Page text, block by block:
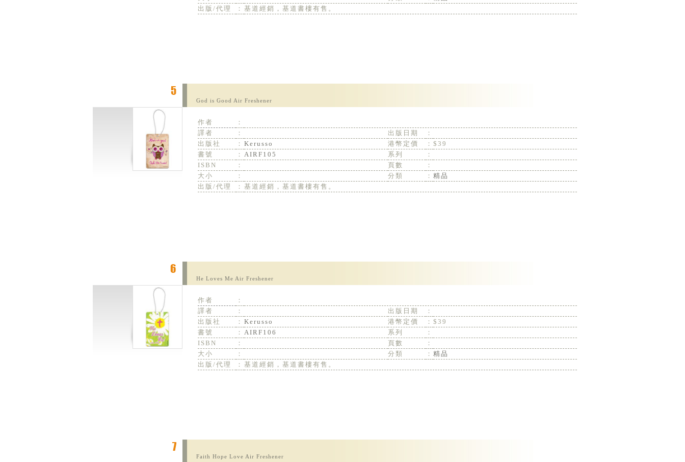
出版/代理
： 基道經銷，基道書樓有售。
God is Good Air Freshener
作者
：
譯者
： 出版日期
：
出版社
： Kerusso 港幣定價 ： $39
書號
： AIRF105 系列
：
ISBN
： 頁數
：
大小
： 分類 ： 精品
出版/代理
： 基道經銷，基道書樓有售。
He Loves Me Air Freshener
作者
：
譯者
： 出版日期
：
出版社
： Kerusso 港幣定價 ： $39
書號
： AIRF106 系列
：
ISBN
： 頁數
：
大小
： 分類 ： 精品
出版/代理
： 基道經銷，基道書樓有售。
Faith Hope Love Air Freshener